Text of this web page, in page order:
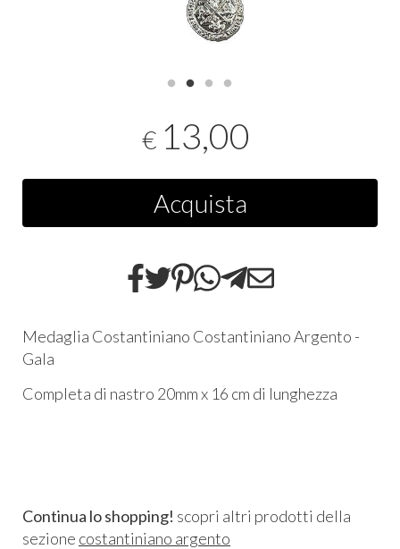
€ 13,00
Acquista
Medaglia Costantiniano Costantiniano Argento -
Gala
Completa di nastro 20mm x 16 cm di lunghezza
Continua lo shopping! scopri altri prodotti della
sezione costantiniano argento